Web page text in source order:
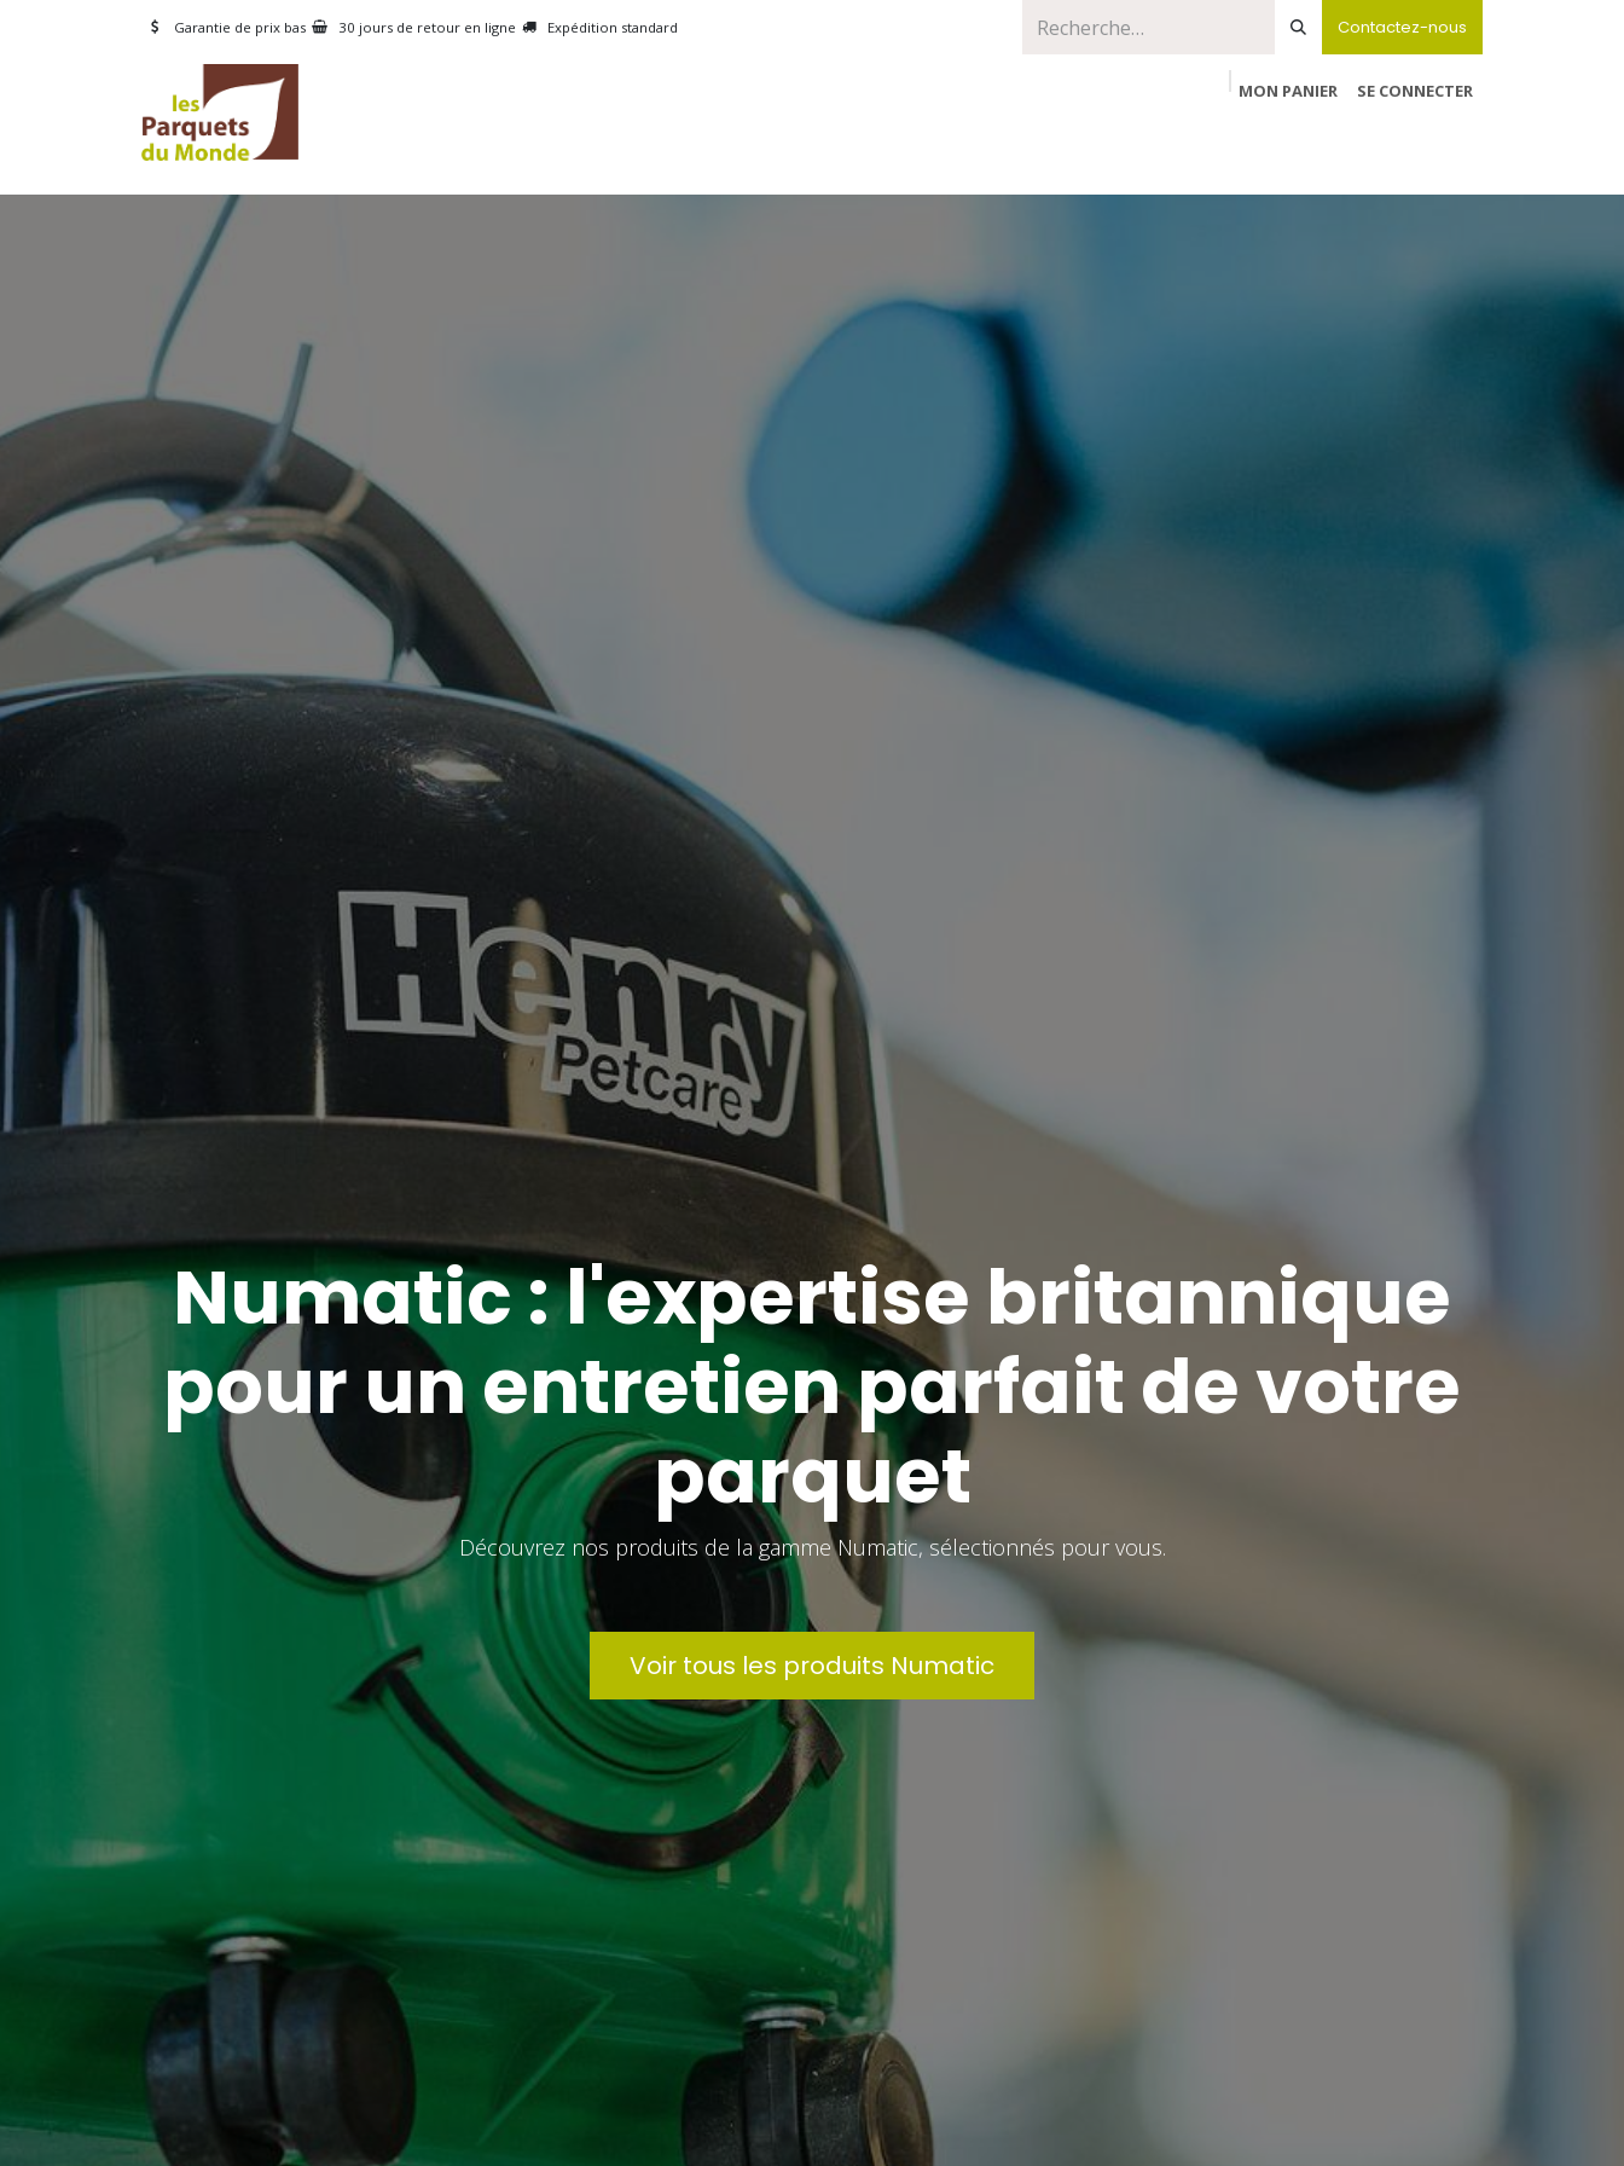
Se rendre au contenu
Garantie de prix bas 30 jours de retour en ligne Expédition standard Contactez-nous
MON PANIER
SE CONNECTER
Numatic : l'expertise britannique
pour un entretien parfait de votre
parquet
Découvrez nos produits de la gamme Numatic, sélectionnés pour vous.
Voir tous les produits Numatic